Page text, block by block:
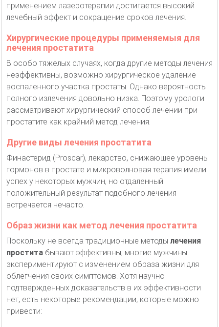
применением лазеротерапии достигается высокий
лечебный эффект и сокращение сроков лечения.
Хирургические процедуры применяемыя для
лечения простатита
В особо тяжелых случаях, когда другие методы лечения
неэффективны, возможно хирургическое удаление
воспаленного участка простаты. Однако вероятность
полного излечения довольно низка. Поэтому урологи
рассматривают хирургический способ лечении при
простатите как крайний метод лечения.
Другие виды лечения простатита
Финастерид (Proscar), лекарство, снижающее уровень
гормонов в простате и микроволновая терапия имели
успех у некоторых мужчин, но отдаленный
положительный результат подобного лечения
встречается нечасто.
Образ жизни как метод лечения простатита
Поскольку не всегда традиционные методы лечения
простита бывают эффективны, многие мужчины
экспериментируют с изменением образа жизни для
облегчения своих симптомов. Хотя научно
подтвержденных доказательств в их эффективности
нет, есть некоторые рекомендации, которые можно
привести: